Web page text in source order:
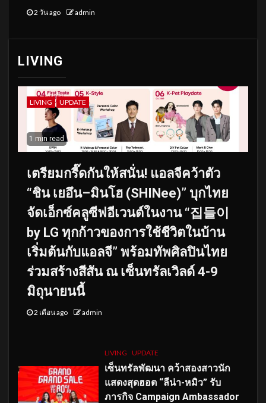
2 วัน ago admin
LIVING
LIVING UPDATE
1 min read
เตรียมกรี๊ดกันให้สนั่น! แอลจีคว้าตัว
“ชิน เยอึน–มินโฮ (SHINee)” บุกไทย
จัดเอ็กซ์คลูซีฟอีเวนต์ในงาน “집들이
by LG ทุกก้าวของการใช้ชีวิตในบ้าน
เริ่มต้นกับแอลจี” พร้อมทัพศิลปินไทย
ร่วมสร้างสีสัน ณ เซ็นทรัลเวิลด์ 4-9
มิถุนายนนี้
2 เดือน ago admin
LIVING UPDATE
เซ็นทรัลพัฒนา คว้าสองสาวนัก
แสดงสุดฮอต “ลีน่า-หมิว” รับ
ภารกิจ Campaign Ambassador